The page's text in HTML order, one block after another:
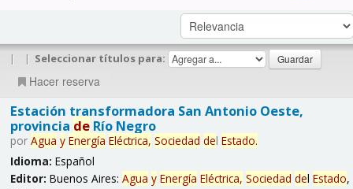
| | Seleccionar títulos para:
Hacer reserva
Estación transformadora San Antonio Oeste,
provincia deRío Negro
por Agua y Energía Eléctrica, Sociedad del Estado.
Idioma: Español
Editor: Buenos Aires: Agua y Energía Eléctrica, Sociedad del Estado,